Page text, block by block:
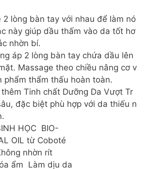
2 lòng bàn tay với nhau để làm nó
này giúp dầu thấm vào da tốt hơ
nhờn bí.
áp 2 lòng bàn tay chứa dầu lên
Massage theo chiều nâng cơ v
phẩm thẩm thấu hoàn toàn.
Tinh chất Dưỡng Da Vượt Tr
đặc biệt phù hợp với da thiếu n
HỌC BIO-
OIL từ Coboté
nhờn rít
ẩm Làm dịu da